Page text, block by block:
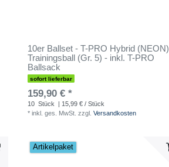
10er Ballset - T-PRO Hybrid (NEON)
Trainingsball (Gr. 5) - inkl. T-PRO
Ballsack
sofort lieferbar
159,90 € *
10 Stück
| 15,99 € / Stück
* inkl. ges. MwSt. zzgl. Versandkosten
Artikelpaket